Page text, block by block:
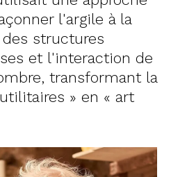
l'argile à la
structures
et l'interaction de
transformant la
» en « art